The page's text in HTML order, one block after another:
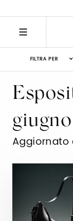
FILTRA PER
Aggiornato